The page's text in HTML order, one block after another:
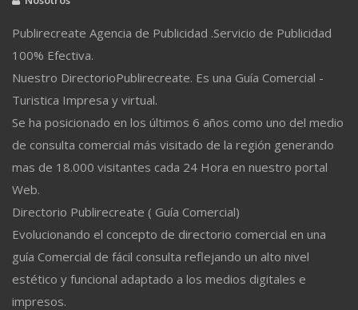
Publirecreate Agencia de Publicidad .Servicio de Publicidad
100% Efectiva.
Nuestro DirectorioPublirecreate. Es una Guía Comercial -
Turistica Impresa y virtual.
Se ha posicionado en los últimos 6 años como uno del medio
de consulta comercial más visitado de la región generando
mas de 18.000 visitantes cada 24 Hora en nuestro portal
Web.
Directorio Publirecreate ( Guía Comercial)
Evolucionando el concepto de directorio comercial en una
guía Comercial de fácil consulta reflejando un alto nivel
estético y funcional adaptado a los medios digitales e
impresos.